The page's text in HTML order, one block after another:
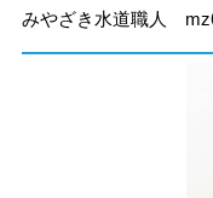
みやざき水道職人